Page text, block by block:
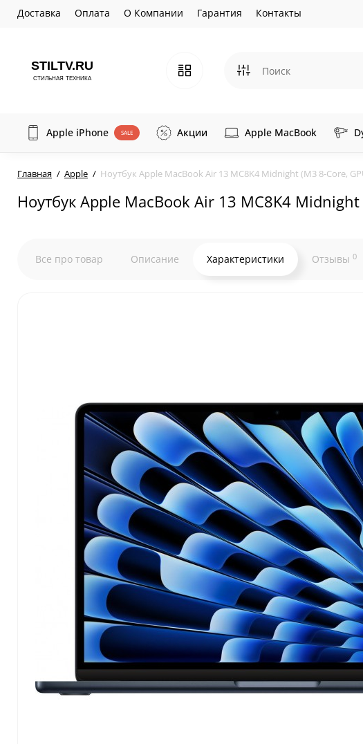
Доставка Оплата О Компании Гарантия Контакты
Apple iPhone SALE Акции Apple MacBook
Главная Apple Ноутбук Apple MacBook Air 13 MC8K4 Midnight (M3 8-Core,
Ноутбук Apple MacBook Air 13 MC8K4
Все про товар Описание Характеристики Отзывы 0